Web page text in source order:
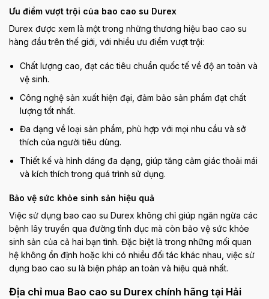
Ưu điểm vượt trội của bao cao su Durex
Durex được xem là một trong những thương hiệu bao cao su
hàng đầu trên thế giới, với nhiều ưu điểm vượt trội:
Chất lượng cao, đạt các tiêu chuẩn quốc tế về độ an toàn và
vệ sinh.
Công nghệ sản xuất hiện đại, đảm bảo sản phẩm đạt chất
lượng tốt nhất.
Đa dạng về loại sản phẩm, phù hợp với mọi nhu cầu và sở
thích của người tiêu dùng.
Thiết kế và hình dáng đa dạng, giúp tăng cảm giác thoải mái
và kích thích trong quá trình sử dụng.
Bảo vệ sức khỏe sinh sản hiệu quả
Việc sử dụng bao cao su Durex không chỉ giúp ngăn ngừa các
bệnh lây truyền qua đường tình dục mà còn bảo vệ sức khỏe
sinh sản của cả hai bạn tình. Đặc biệt là trong những mối quan
hệ không ổn định hoặc khi có nhiều đối tác khác nhau, việc sử
dụng bao cao su là biện pháp an toàn và hiệu quả nhất.
Địa chỉ mua Bao cao su Durex chính hãng tại Hải